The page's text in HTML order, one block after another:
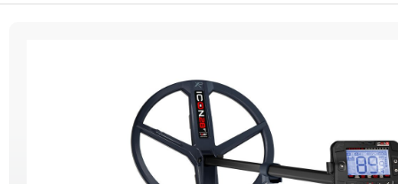
RUTUS DEDEKTÖR
GARRETT
NOKTA
LORENZ
DETECH
TEK
YENİ